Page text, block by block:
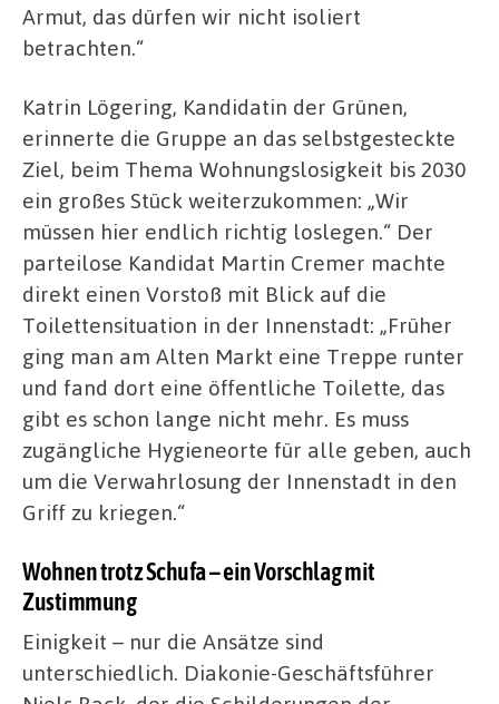
Armut, das dürfen wir nicht isoliert
betrachten.“
Katrin Lögering, Kandidatin der Grünen,
erinnerte die Gruppe an das selbstgesteckte
Ziel, beim Thema Wohnungslosigkeit bis 2030
ein großes Stück weiterzukommen: „Wir
müssen hier endlich richtig loslegen.“ Der
parteilose Kandidat Martin Cremer machte
direkt einen Vorstoß mit Blick auf die
Toilettensituation in der Innenstadt: „Früher
ging man am Alten Markt eine Treppe runter
und fand dort eine öffentliche Toilette, das
gibt es schon lange nicht mehr. Es muss
zugängliche Hygieneorte für alle geben, auch
um die Verwahrlosung der Innenstadt in den
Griff zu kriegen.“
Wohnen trotz Schufa – ein Vorschlag mit
Zustimmung
Einigkeit – nur die Ansätze sind
unterschiedlich. Diakonie-Geschäftsführer